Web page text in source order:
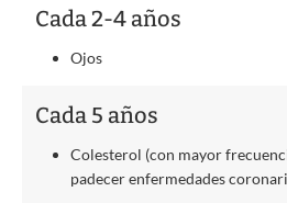
Cada 2-4 años
Ojos
Cada 5 años
Colesterol (con mayor
padecer enfermedades